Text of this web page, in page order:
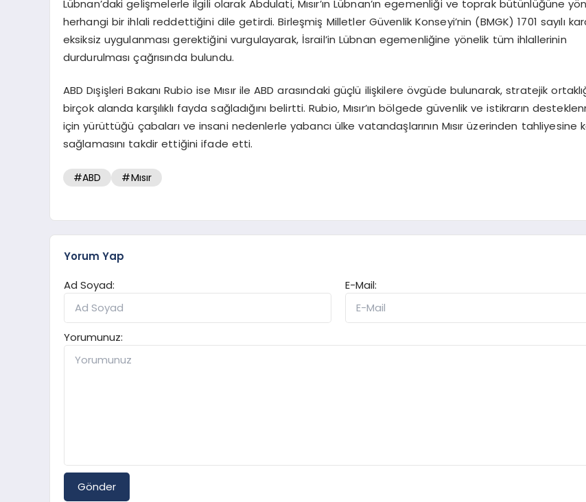
Lübnan’daki gelişmelerle ilgili olarak Abdulati, Mısır’ın Lübnan’ın egemenliği ve toprak bütünlüğüne
herhangi bir ihlali reddettiğini dile getirdi. Birleşmiş Milletler Güvenlik Konseyi’nin (BMGK) 1701 sayılı
eksiksiz uygulanması gerektiğini vurgulayarak, İsrail’in Lübnan egemenliğine yönelik tüm ihlallerinin
durdurulması çağrısında bulundu.
ABD Dışişleri Bakanı Rubio ise Mısır ile ABD arasındaki güçlü ilişkilere övgüde bulunarak, stratejik
birçok alanda karşılıklı fayda sağladığını belirtti. Rubio, Mısır’ın bölgede güvenlik ve istikrarın
için yürüttüğü çabaları ve insani nedenlerle yabancı ülke vatandaşlarının Mısır üzerinden tahliyesine
sağlamasını takdir ettiğini ifade etti.
#ABD #Mısır
Yorum Yap
Ad Soyad:
E-Mail:
Yorumunuz:
Gönder